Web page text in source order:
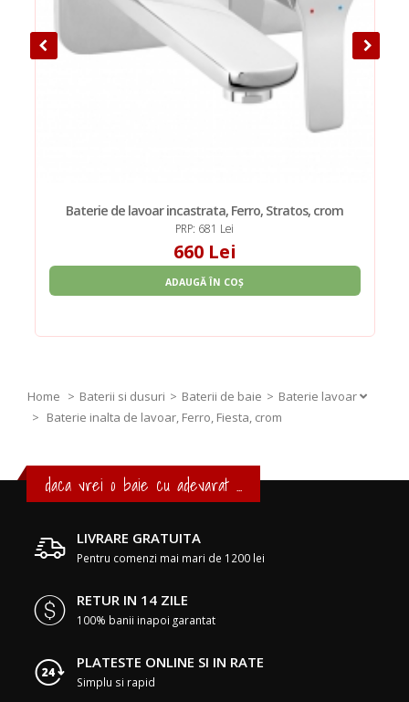
Baterie de lavoar incastrata, Ferro, Stratos, crom
PRP: 681 Lei
660 Lei
ADAUGĂ ÎN COȘ
Home Baterii si dusuri Baterii de baie
Baterie lavoar
> Baterie inalta de lavoar, Ferro, Fiesta, crom
daca vrei o baie cu adevarat ...
LIVRARE GRATUITA
Pentru comenzi mai mari de 1200 lei
RETUR IN 14 ZILE
100% banii inapoi garantat
PLATESTE ONLINE SI IN RATE
Simplu si rapid